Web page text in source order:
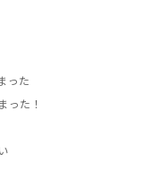
った
った！